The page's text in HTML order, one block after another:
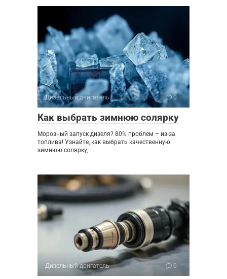
Дизельный двигатель 0
Как выбрать зимнюю солярку
Морозный запуск дизеля? 80% проблем – из-за
топлива! Узнайте, как выбрать качественную
зимнюю солярку,
Дизельный двигатель 0